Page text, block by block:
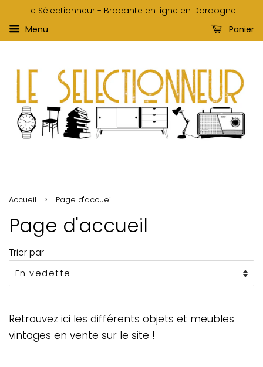
Le Sélectionneur - Brocante en ligne en Dordogne
Menu
Panier
Accueil › Page d'accueil
Page d'accueil
Trier par
Retrouvez ici les différents objets et meubles
vintages en vente sur le site !